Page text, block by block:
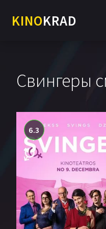
KINOKRAD
Свингеры
6.3